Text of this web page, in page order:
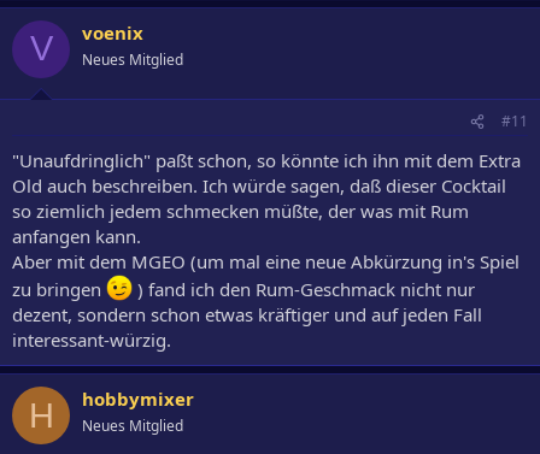
V voenix
Neues Mitglied
#11
"Unaufdringlich" paßt schon, so könnte ich ihn mit dem Extra
Old auch beschreiben. Ich würde sagen, daß dieser Cocktail
so ziemlich jedem schmecken müßte, der was mit Rum
anfangen kann.
Aber mit dem MGEO (um mal eine neue Abkürzung in's Spiel
zu bringen
) fand ich den Rum-Geschmack nicht nur
dezent, sondern schon etwas kräftiger und auf jeden Fall
interessant-würzig.
H hobbymixer
Neues Mitglied